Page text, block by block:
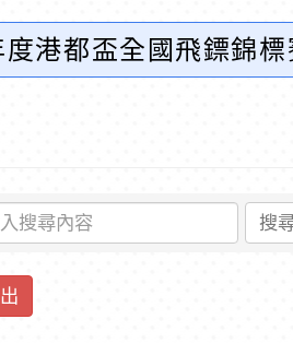
港都盃全國飛鏢錦
搜